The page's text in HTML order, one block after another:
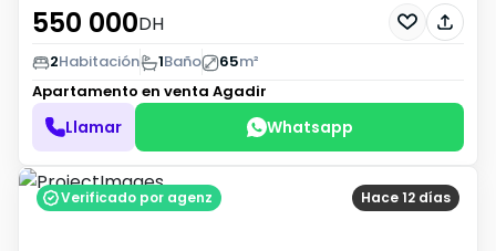
550 000DH
2Habitación 1Baño 65m²
Apartamento en venta Agadir
Llamar Whatsapp
Hace 12 días
Verificado por agenz